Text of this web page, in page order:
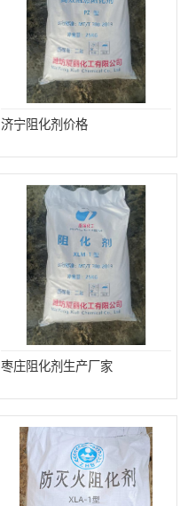
济宁阻化剂价格
枣庄阻化剂生产厂家